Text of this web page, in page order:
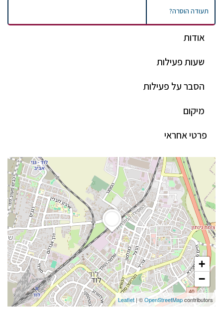
אודות
שעות פעילות
הסבר על פעילות
מיקום
פרטי אחראי
תעודה הוסרה?
+
−
Leaflet | ©OpenStreetMapcontributors